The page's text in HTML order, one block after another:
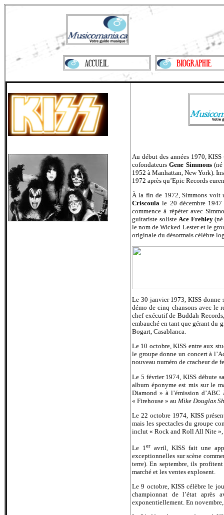
Au début des années 1970,
cofondateursGene Simmons
1952 à Manhattan, New York).
1972 après qu’Epic Records
À la fin de 1972, Simmons voit
Criscoula le 20 décembre
commence à répéter avec
guitariste solisteAce Frehley
le nom de Wicked Lester et le
originale du désormais célèbre
Le 30 janvier 1973, KISS donne
démo de cinq chansons avec le
chef exécutif de Buddah
embauché en tant que gérant du
Bogart, Casablanca.
Le 10 octobre, KISS entre aux
le groupe donne un concert à
nouveau numéro de cracheur de
Le 5 février 1974, KISS débute
album éponyme est mis sur le
Diamond » à l’émission d’ABC
« Firehouse » au Mike Douglas
Le 22 octobre 1974, KISS
mais les spectacles du groupe
inclut « Rock and Roll All Nite »,
Le 1 er avril, KISS fait une
exceptionnelles sur scène
terre). En septembre, ils
marché et les ventes explosent.
Le 9 octobre, KISS célèbre le
championnat de l’état après
exponentiellement. En